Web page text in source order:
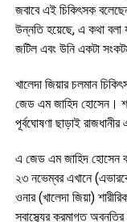
জবাবে এই চিকিৎসক
উন্নতি হয়েছে, এ কথা বলা
জটিল এবং উনি একটা
খালেদা জিয়ার চলমান
জেড এম জাহিদ হোসেন।
পূর্বঘোষণা ছাড়াই
এ জেড এম জাহিদ হোসেন
২৩ নভেম্বর এখানে
ওনার (খালেদা জিয়া)
স্বাস্থ্যের ক্রমাগত